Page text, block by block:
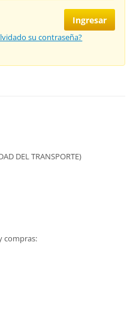
su contraseña?
DEL TRANSPORTE)
compras: